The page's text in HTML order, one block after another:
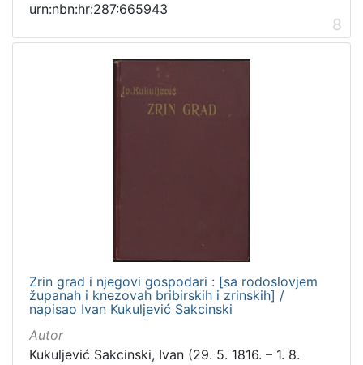
urn:nbn:hr:287:665943
8
Zrin grad i njegovi gospodari : [sa rodoslovjem
županah i knezovah bribirskih i zrinskih] /
napisao Ivan Kukuljević Sakcinski
Autor
Kukuljević Sakcinski, Ivan (29. 5. 1816. – 1. 8.